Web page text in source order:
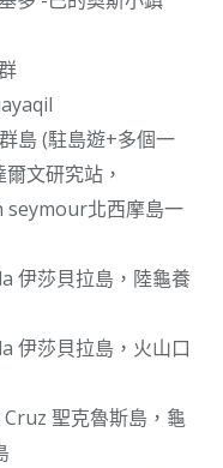
島 (駐島遊+多個一
文研究站，
seymour北西摩島一
伊莎貝拉島，陸龜養
伊莎貝拉島，火山口
聖克魯斯島，龜